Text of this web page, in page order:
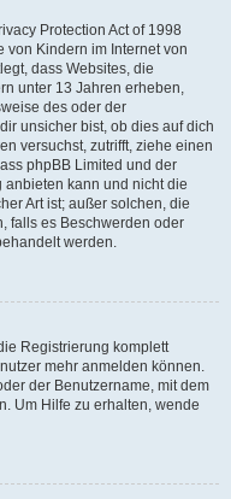
Protection Act of 1998
von Kindern im Internet von
dass Websites, die
unter 13 Jahren erheben,
des oder der
unsicher bist, ob dies auf dich
versuchst, zutrifft, ziehe einen
phpBB Limited und der
anbieten kann und nicht die
Art ist; außer solchen, die
falls es Beschwerden oder
werden.
Registrierung komplett
mehr anmelden können.
der Benutzername, mit dem
Um Hilfe zu erhalten, wende